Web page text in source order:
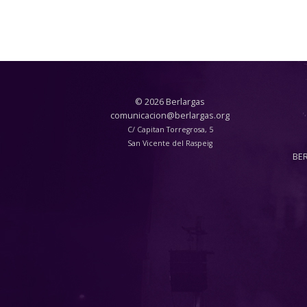
© 2026 Berlargas
comunicacion@berlargas.org
C/ Capitan Torregrosa, 5
San Vicente del Raspeig